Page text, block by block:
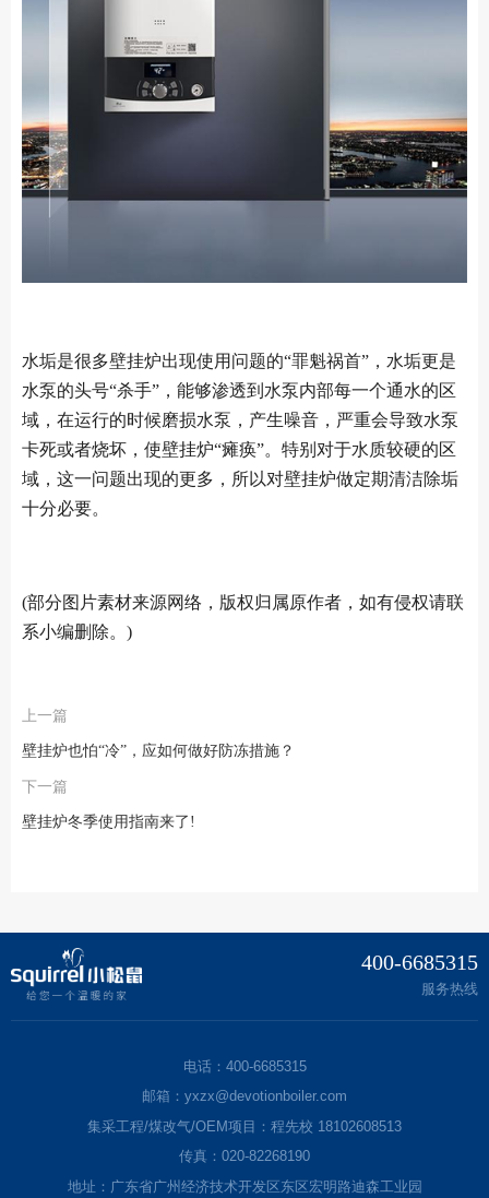
水垢是很多壁挂炉出现使用问题的“罪魁祸首”，水垢更是
水泵的头号“杀手”，能够渗透到水泵内部每一个通水的区
域，在运行的时候磨损水泵，产生噪音，严重会导致水泵
卡死或者烧坏，使壁挂炉“瘫痪”。特别对于水质较硬的区
域，这一问题出现的更多，所以对壁挂炉做定期清洁除垢
十分必要。
(部分图片素材来源网络，版权归属原作者，如有侵权请联
系小编删除。)
上一篇
壁挂炉也怕“冷”，应如何做好防冻措施？
下一篇
壁挂炉冬季使用指南来了!
400-6685315
服务热线
电话：400-6685315
邮箱：yxzx@devotionboiler.com
集采工程/煤改气/OEM项目：程先校 18102608513
传真：020-82268190
地址：广东省广州经济技术开发区东区宏明路迪森工业园